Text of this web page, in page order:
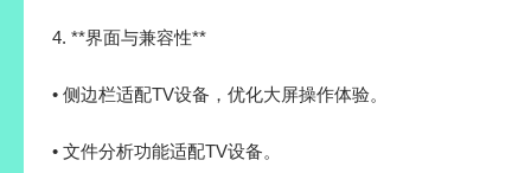
4. **界面与兼容性**
• 侧边栏适配TV设备，优化大屏操作体验。
• 文件分析功能适配TV设备。